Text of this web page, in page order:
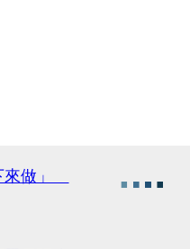
來做」